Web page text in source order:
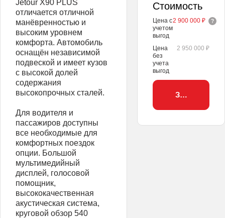
Jetour X90 PLUS
отличается отличной
манёвренностью и
высоким уровнем
комфорта. Автомобиль
оснащён независимой
подвеской и имеет кузов
с высокой долей
содержания
высокопрочных сталей.
Для водителя и
пассажиров доступны
все необходимые для
комфортных поездок
опции. Большой
мультимедийный
дисплей, голосовой
помощник,
высококачественная
акустическая система,
круговой обзор 540
Стоимость
Цена с
учетом
выгод
2 900 000 ₽
Цена
без
учета
выгод
2 950 000 ₽